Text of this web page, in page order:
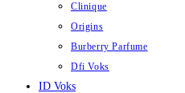
Clinique
Origins
Burberry Parfume
Dfi Voks
ID Voks